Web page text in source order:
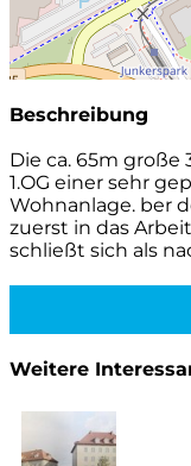
Beschreibung
Die ca. 65m
1.OG einer sehr
Wohnanlage. ber
zuerst in das
schließt sich als
Weitere